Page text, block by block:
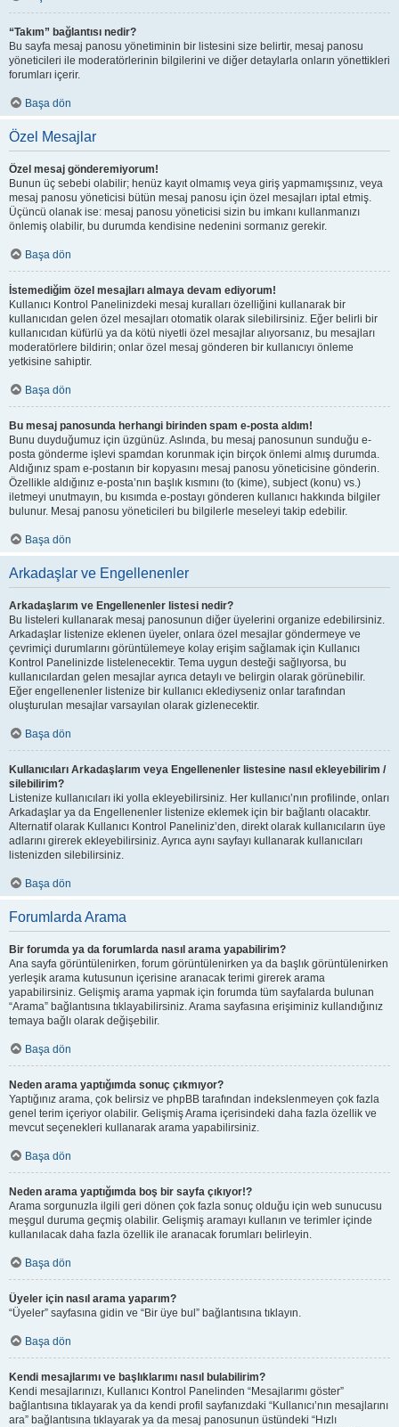
“Takım” bağlantısı nedir?
Bu sayfa mesaj panosu yönetiminin bir listesini size belirtir, mesaj panosu
yöneticileri ile moderatörlerinin bilgilerini ve diğer detaylarla onların yönettikleri
forumları içerir.
Başa dön
Özel Mesajlar
Özel mesaj gönderemiyorum!
Bunun üç sebebi olabilir; henüz kayıt olmamış veya giriş yapmamışsınız, veya
mesaj panosu yöneticisi bütün mesaj panosu için özel mesajları iptal etmiş.
Üçüncü olanak ise: mesaj panosu yöneticisi sizin bu imkanı kullanmanızı
önlemiş olabilir, bu durumda kendisine nedenini sormanız gerekir.
Başa dön
İstemediğim özel mesajları almaya devam ediyorum!
Kullanıcı Kontrol Panelinizdeki mesaj kuralları özelliğini kullanarak bir
kullanıcıdan gelen özel mesajları otomatik olarak silebilirsiniz. Eğer belirli bir
kullanıcıdan küfürlü ya da kötü niyetli özel mesajlar alıyorsanız, bu mesajları
moderatörlere bildirin; onlar özel mesaj gönderen bir kullanıcıyı önleme
yetkisine sahiptir.
Başa dön
Bu mesaj panosunda herhangi birinden spam e-posta aldım!
Bunu duyduğumuz için üzgünüz. Aslında, bu mesaj panosunun sunduğu e-
posta gönderme işlevi spamdan korunmak için birçok önlemi almış durumda.
Aldığınız spam e-postanın bir kopyasını mesaj panosu yöneticisine gönderin.
Özellikle aldığınız e-posta’nın başlık kısmını (to (kime), subject (konu) vs.)
iletmeyi unutmayın, bu kısımda e-postayı gönderen kullanıcı hakkında bilgiler
bulunur. Mesaj panosu yöneticileri bu bilgilerle meseleyi takip edebilir.
Başa dön
Arkadaşlar ve Engellenenler
Arkadaşlarım ve Engellenenler listesi nedir?
Bu listeleri kullanarak mesaj panosunun diğer üyelerini organize edebilirsiniz.
Arkadaşlar listenize eklenen üyeler, onlara özel mesajlar göndermeye ve
çevrimiçi durumlarını görüntülemeye kolay erişim sağlamak için Kullanıcı
Kontrol Panelinizde listelenecektir. Tema uygun desteği sağlıyorsa, bu
kullanıcılardan gelen mesajlar ayrıca detaylı ve belirgin olarak görünebilir.
Eğer engellenenler listenize bir kullanıcı eklediyseniz onlar tarafından
oluşturulan mesajlar varsayılan olarak gizlenecektir.
Başa dön
Kullanıcıları Arkadaşlarım veya Engellenenler listesine nasıl ekleyebilirim /
silebilirim?
Listenize kullanıcıları iki yolla ekleyebilirsiniz. Her kullanıcı’nın profilinde, onları
Arkadaşlar ya da Engellenenler listenize eklemek için bir bağlantı olacaktır.
Alternatif olarak Kullanıcı Kontrol Paneliniz’den, direkt olarak kullanıcıların üye
adlarını girerek ekleyebilirsiniz. Ayrıca aynı sayfayı kullanarak kullanıcıları
listenizden silebilirsiniz.
Başa dön
Forumlarda Arama
Bir forumda ya da forumlarda nasıl arama yapabilirim?
Ana sayfa görüntülenirken, forum görüntülenirken ya da başlık görüntülenirken
yerleşik arama kutusunun içerisine aranacak terimi girerek arama
yapabilirsiniz. Gelişmiş arama yapmak için forumda tüm sayfalarda bulunan
“Arama” bağlantısına tıklayabilirsiniz. Arama sayfasına erişiminiz kullandığınız
temaya bağlı olarak değişebilir.
Başa dön
Neden arama yaptığımda sonuç çıkmıyor?
Yaptığınız arama, çok belirsiz ve phpBB tarafından indekslenmeyen çok fazla
genel terim içeriyor olabilir. Gelişmiş Arama içerisindeki daha fazla özellik ve
mevcut seçenekleri kullanarak arama yapabilirsiniz.
Başa dön
Neden arama yaptığımda boş bir sayfa çıkıyor!?
Arama sorgunuzla ilgili geri dönen çok fazla sonuç olduğu için web sunucusu
meşgul duruma geçmiş olabilir. Gelişmiş aramayı kullanın ve terimler içinde
kullanılacak daha fazla özellik ile aranacak forumları belirleyin.
Başa dön
Üyeler için nasıl arama yaparım?
“Üyeler” sayfasına gidin ve “Bir üye bul” bağlantısına tıklayın.
Başa dön
Kendi mesajlarımı ve başlıklarımı nasıl bulabilirim?
Kendi mesajlarınızı, Kullanıcı Kontrol Panelinden “Mesajlarımı göster”
bağlantısına tıklayarak ya da kendi profil sayfanızdaki “Kullanıcı’nın mesajlarını
ara” bağlantısına tıklayarak ya da mesaj panosunun üstündeki “Hızlı